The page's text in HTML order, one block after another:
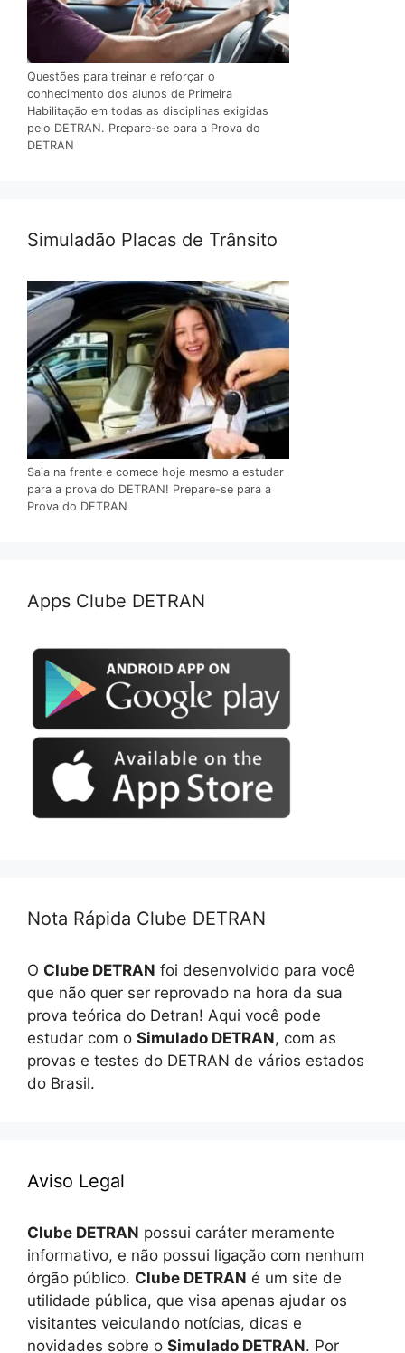
Questões para treinar e reforçar o
conhecimento dos alunos de Primeira
Habilitação em todas as disciplinas exigidas
pelo DETRAN. Prepare-se para a Prova do
DETRAN
Simuladão Placas de Trânsito
Saia na frente e comece hoje mesmo a estudar
para a prova do DETRAN! Prepare-se para a
Prova do DETRAN
Apps Clube DETRAN
Nota Rápida Clube DETRAN
O Clube DETRAN foi desenvolvido para você
que não quer ser reprovado na hora da sua
prova teórica do Detran! Aqui você pode
estudar com o Simulado DETRAN, com as
provas e testes do DETRAN de vários estados
do Brasil.
Aviso Legal
Clube DETRAN possui caráter meramente
informativo, e não possui ligação com nenhum
órgão público. Clube DETRAN é um site de
utilidade pública, que visa apenas ajudar os
visitantes veiculando notícias, dicas e
novidades sobre o Simulado DETRAN. Por